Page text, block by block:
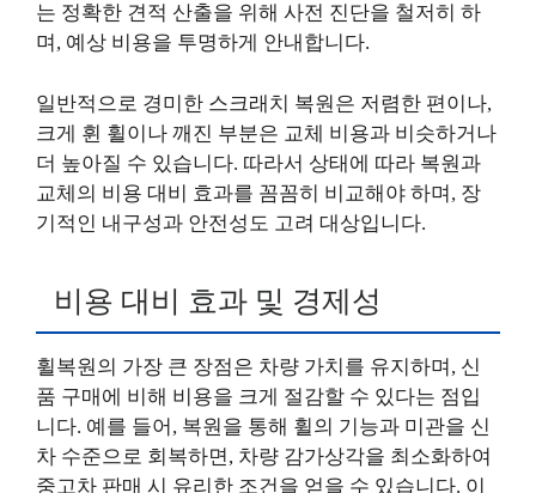
는 정확한 견적 산출을 위해 사전 진단을 철저히 하
며, 예상 비용을 투명하게 안내합니다.
일반적으로 경미한 스크래치 복원은 저렴한 편이나,
크게 휜 휠이나 깨진 부분은 교체 비용과 비슷하거나
더 높아질 수 있습니다. 따라서 상태에 따라 복원과
교체의 비용 대비 효과를 꼼꼼히 비교해야 하며, 장
기적인 내구성과 안전성도 고려 대상입니다.
비용 대비 효과 및 경제성
휠복원의 가장 큰 장점은 차량 가치를 유지하며, 신
품 구매에 비해 비용을 크게 절감할 수 있다는 점입
니다. 예를 들어, 복원을 통해 휠의 기능과 미관을 신
차 수준으로 회복하면, 차량 감가상각을 최소화하여
중고차 판매 시 유리한 조건을 얻을 수 있습니다. 이